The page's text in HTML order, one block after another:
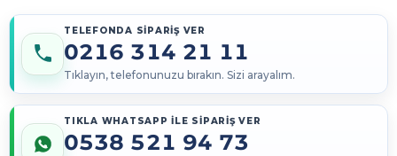
TELEFONDA SİPARİŞ VER
0216 314 21 11
Tıklayın, telefonunuzu bırakın. Sizi arayalım.
TIKLA WHATSAPP İLE SİPARİŞ VER
0538 521 94 73